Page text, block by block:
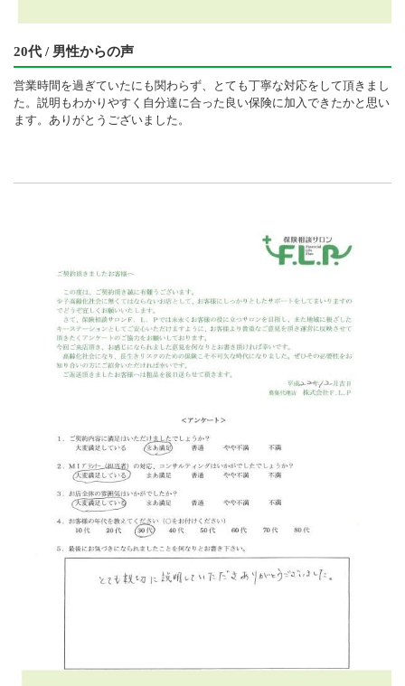
20代 / 男性からの声
営業時間を過ぎていたにも関わらず、とても丁寧な対応をして頂きまし
た。説明もわかりやすく自分達に合った良い保険に加入できたかと思い
ます。ありがとうございました。